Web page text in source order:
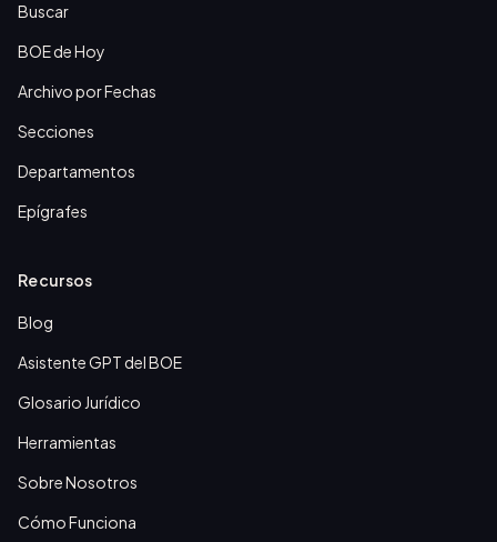
Buscar
BOE de Hoy
Archivo por Fechas
Secciones
Departamentos
Epígrafes
Recursos
Blog
Asistente GPT del BOE
Glosario Jurídico
Herramientas
Sobre Nosotros
Cómo Funciona